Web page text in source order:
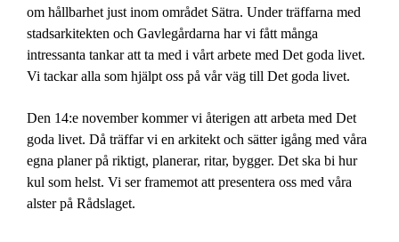
om hållbarhet just inom området Sätra. Under träffarna med
stadsarkitekten och Gavlegårdarna har vi fått många
intressanta tankar att ta med i vårt arbete med Det goda livet.
Vi tackar alla som hjälpt oss på vår väg till Det goda livet.
Den 14:e november kommer vi återigen att arbeta med Det
goda livet. Då träffar vi en arkitekt och sätter igång med våra
egna planer på riktigt, planerar, ritar, bygger. Det ska bi hur
kul som helst. Vi ser framemot att presentera oss med våra
alster på Rådslaget.